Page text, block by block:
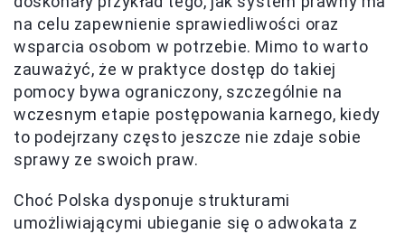
na celu zapewnienie sprawiedliwości oraz
wsparcia osobom w potrzebie. Mimo to warto
zauważyć, że w praktyce dostęp do takiej
pomocy bywa ograniczony, szczególnie na
wczesnym etapie postępowania karnego, kiedy
to podejrzany często jeszcze nie zdaje sobie
sprawy ze swoich praw.
Choć Polska dysponuje strukturami
umożliwiającymi ubieganie się o adwokata z